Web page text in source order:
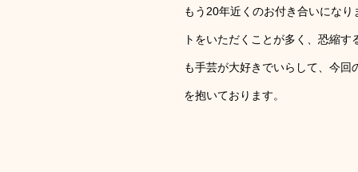
もう20年近くのお付き合いにな
トをいただくことが多く、恐縮
も手芸が大好きでいらして、今
を抱いております。